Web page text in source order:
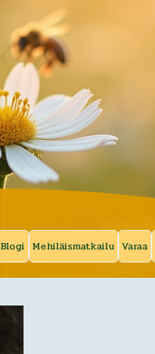
Blogi Mehiläismatkailu Varaa